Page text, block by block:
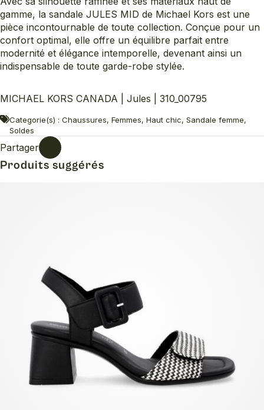
gamme, la sandale JULES MID de Michael Kors est une
pièce incontournable de toute collection. Conçue pour un
confort optimal, elle offre un équilibre parfait entre
modernité et élégance intemporelle, devenant ainsi un
indispensable de toute garde-robe stylée.
MICHAEL KORS CANADA | Jules | 310_00795
Categorie(s) : Chaussures, Femmes, Haut chic, Sandale femme,
Soldes
Partager
Produits suggérés